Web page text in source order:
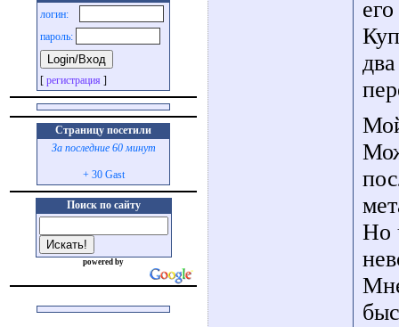
логин:
пароль:
[ регистрация ]
Страницу посетили
За последние 60 минут
+ 30 Gast
Поиск по сайту
powered by
Но